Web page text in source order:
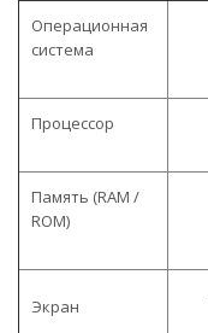
Операционная
система
Процессор
Память (RAM /
ROM)
Экран